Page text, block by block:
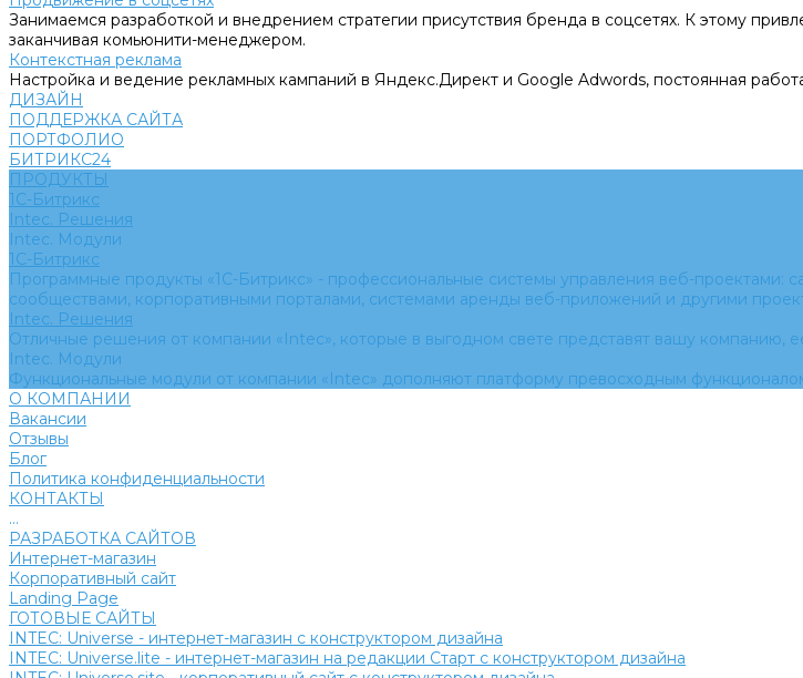
Занимаемся разработкой и внедрением стратегии присутствия бренда в соцсетях. К этому
заканчивая комьюнити-менеджером.
Контекстная реклама
Настройка и ведение рекламных кампаний в Яндекс.Директ и Google Adwords, постоянная
ДИЗАЙН
ПОДДЕРЖКА САЙТА
ПОРТФОЛИО
БИТРИКС24
ПРОДУКТЫ
1С-Битрикс
Intec. Решения
Intec. Модули
1С-Битрикс
Программные продукты «1С-Битрикс» - профессиональные системы управления веб-проектами:
сообществами, корпоративными порталами, системами аренды веб-приложений и другими
Intec. Решения
Отличные решения от компании «Intec», которые в выгодном свете представят вашу компанию,
Intec. Модули
Функциональные модули от компании «Intec» дополняют платформу превосходным
О КОМПАНИИ
Вакансии
Отзывы
Блог
Политика конфиденциальности
КОНТАКТЫ
...
РАЗРАБОТКА САЙТОВ
Интернет-магазин
Корпоративный сайт
Landing Page
ГОТОВЫЕ САЙТЫ
INTEC: Universe - интернет-магазин с конструктором дизайна
INTEC: Universe.lite - интернет-магазин на редакции Старт с конструктором дизайна